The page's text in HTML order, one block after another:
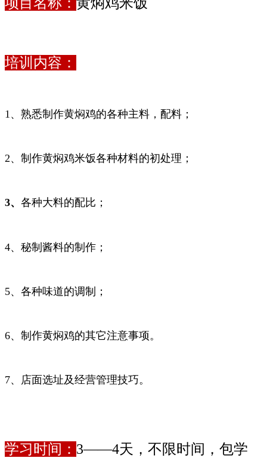
培训内容：
1、熟悉制作黄焖鸡的各种主料，配料；
2、制作黄焖鸡米饭各种材料的初处理；
3、 各种大料的配比；
4、秘制酱料的制作；
5、各种味道的调制；
6、制作黄焖鸡的其它注意事项。
7、店面选址及经营管理技巧。
学习时间： 3——4天，不限时间，包学